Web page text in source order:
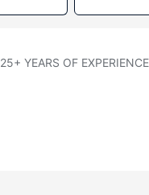
25+ YEARS OF EXPERIENCE